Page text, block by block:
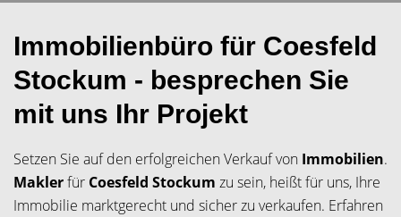
Immobilienbüro für Coesfeld
Stockum - besprechen Sie
mit uns Ihr Projekt
Setzen Sie auf den erfolgreichen Verkauf von Immobilien.
Maklerfür Coesfeld Stockum zu sein, heißt für uns, Ihre
Immobilie marktgerecht und sicher zu verkaufen. Erfahren